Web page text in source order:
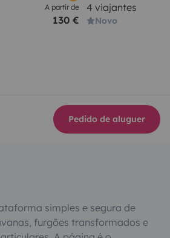
A partir de
130 €
4 viajantes
Novo
Pedido de aluguer
simples e segura de
furgões transformados e